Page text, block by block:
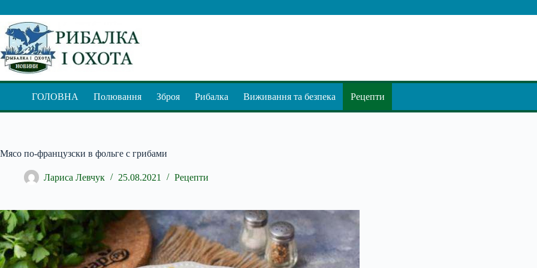
до
вмісту
ГОЛОВНА Полювання Зброя Рибалка Виживання та безпека Рецепти
Мясо по-французски в фольге с грибами
Лариса Левчук 25.08.2021 Рецепти